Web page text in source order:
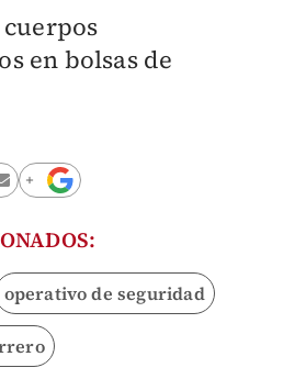
en bolsas de
operativo de seguridad